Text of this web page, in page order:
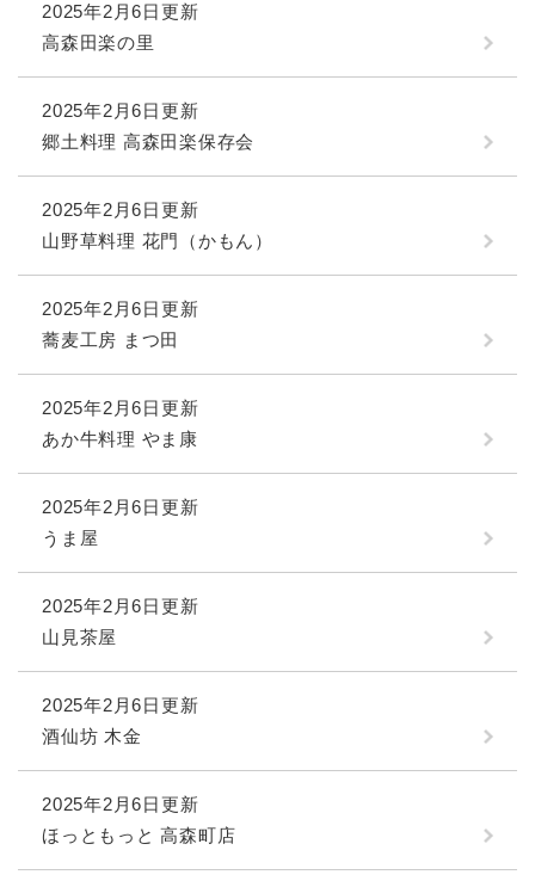
2025年2月6日更新
高森田楽の里
2025年2月6日更新
郷土料理 高森田楽保存会
2025年2月6日更新
山野草料理 花門（かもん）
2025年2月6日更新
蕎麦工房 まつ田
2025年2月6日更新
あか牛料理 やま康
2025年2月6日更新
うま屋
2025年2月6日更新
山見茶屋
2025年2月6日更新
酒仙坊 木金
2025年2月6日更新
ほっともっと 高森町店